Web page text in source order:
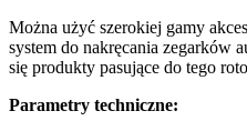
Można użyć szerokiej gamy
system do nakręcania zegarków
się produkty pasujące do tego
Parametry techniczne: